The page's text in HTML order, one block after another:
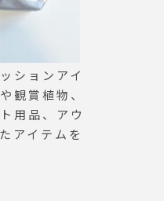
ションアイ
観賞植物、
用品、アウ
アイテムを